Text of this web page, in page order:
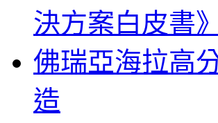
決方案白皮書》
佛瑞亞海拉高
造